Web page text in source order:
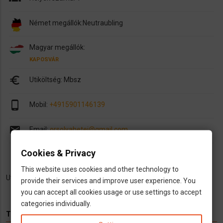
Német megállók:Neutraubling
Magyar megállók:
KAPOSVÁR
euro Utiköltség: Mbsz
phone_android Mobil: +4915901146139
email Email:orsolyahetei@gmail.com
Utazàsi lehetőséget keresek Nèmetorszàg Magyarorszàg között.
TÉMÁK
Cookies & Privacy
This website uses cookies and other technology to
provide their services and improve user experience. You
you can accept all cookies usage or use settings to accept
categories individually.